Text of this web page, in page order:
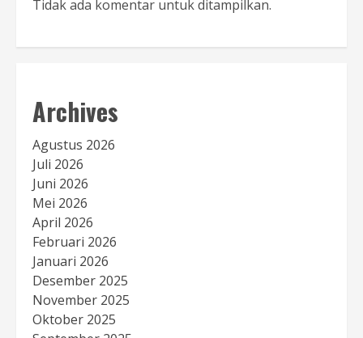
Tidak ada komentar untuk ditampilkan.
Archives
Agustus 2026
Juli 2026
Juni 2026
Mei 2026
April 2026
Februari 2026
Januari 2026
Desember 2025
November 2025
Oktober 2025